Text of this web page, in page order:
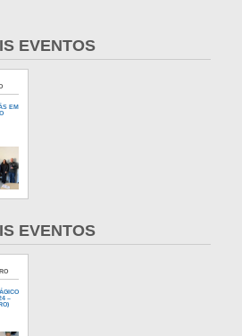
EVENTOS
EM
EVENTOS
–